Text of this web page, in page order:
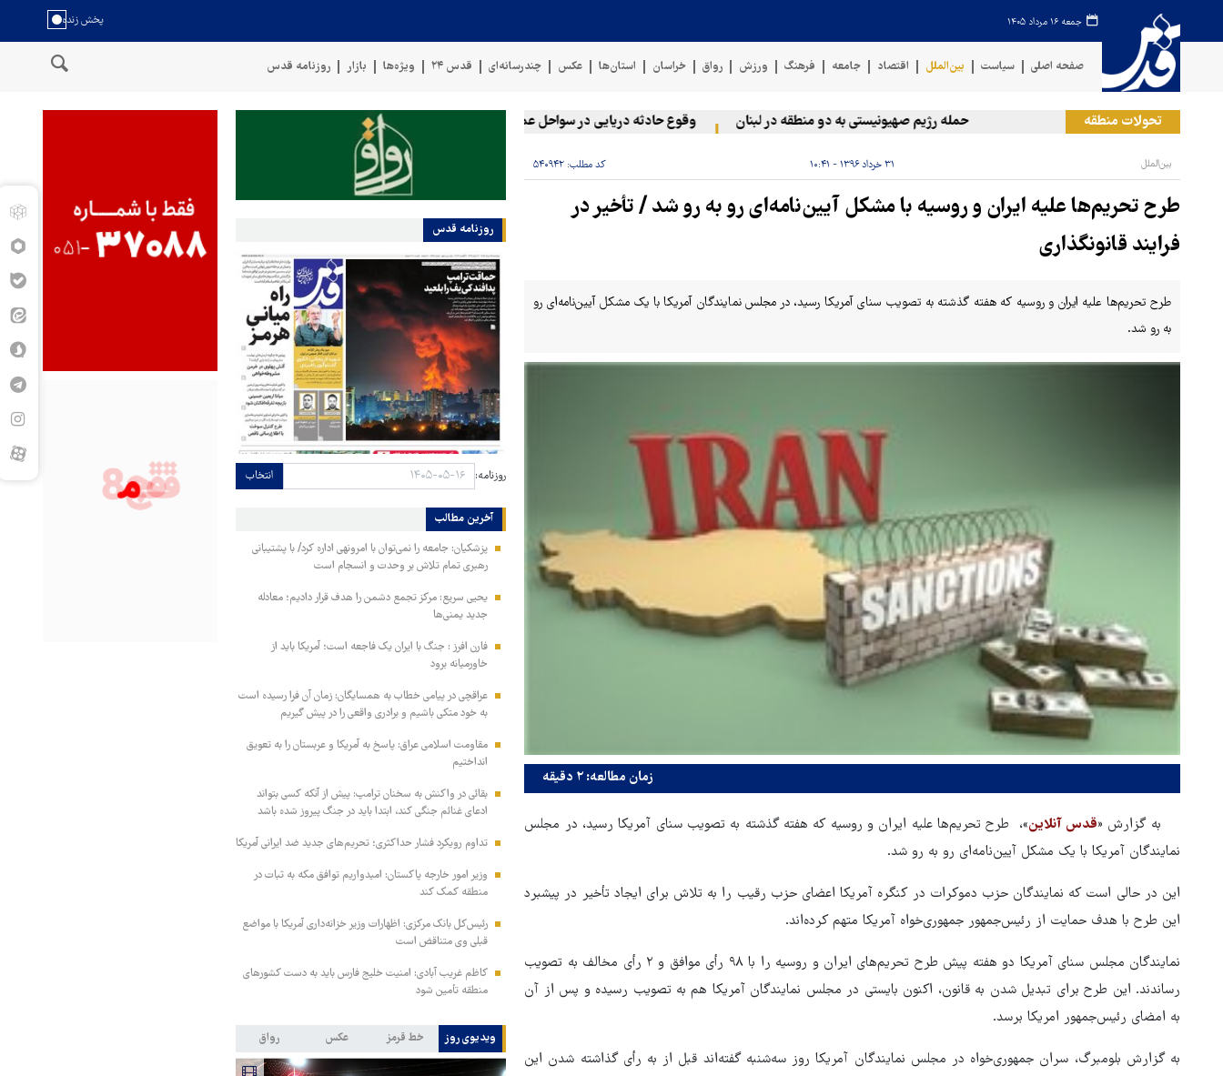
جمعه ۱۶ مرداد ۱۴۰۵
صفحه اصلی سیاست بین‌الملل اقتصاد جامعه فرهنگ ورزش رواق خراسان استان‌ها عکس چندرسانه‌ای قدس ۲۴ ویژه‌ها بازار روزنامه قدس
تحولات منطقه حمله رژیم صهیونیستی به دو منطقه در لبنان وقوع حادثه دریایی در سواحل عمان سخنگوی نیروهای مسلح یمن: کشتی نفتی عربستان را با موشک بالستیک هدف قرار دادیم
بین‌الملل ۳۱ خرداد ۱۳۹۶ - ۱۰:۴۱ کد مطلب: ۵۴۰۹۴۲
طرح تحریم‌ها علیه ایران و روسیه با مشکل آیین‌نامه‌ای رو به رو شد / تأخیر در
فرایند قانونگذاری
طرح تحریم‌ها علیه ایران و روسیه که هفته گذشته به تصویب سنای آمریکا رسید، در مجلس نمایندگان آمریکا با یک مشکل آیین‌نامه‌ای رو
به رو شد.
زمان مطالعه: ۲ دقیقه
به گزارش «قدس آنلاین»، طرح تحریم‌ها علیه ایران و روسیه که هفته گذشته به تصویب سنای آمریکا رسید، در مجلس
نمایندگان آمریکا با یک مشکل آیین‌نامه‌ای رو به رو شد.
این در حالی است که نمایندگان حزب دموکرات در کنگره آمریکا اعضای حزب رقیب را به تلاش برای ایجاد تأخیر در پیشبرد
این طرح با هدف حمایت از رئیس‌جمهور جمهوری‌خواه آمریکا متهم کرده‌اند.
نمایندگان مجلس سنای آمریکا دو هفته پیش طرح تحریم‌های ایران و روسیه را با ۹۸ رأی موافق و ۲ رأی مخالف به تصویب
رساندند. این طرح برای تبدیل شدن به قانون، اکنون بایستی در مجلس نمایندگان آمریکا هم به تصویب رسیده و پس از آن
به امضای رئیس‌جمهور امریکا برسد.
به گزارش بلومبرگ، سران جمهوری‌خواه در مجلس نمایندگان آمریکا روز سه‌شنبه گفته‌اند قبل از به رأی گذاشته شدن این
روزنامه قدس
روزنامه: انتخاب
آخرین مطالب
پزشکیان: جامعه را نمی‌توان با امرونهی اداره کرد/ با پشتیبانی
رهبری تمام تلاش بر وحدت و انسجام است
یحیی سریع: مرکز تجمع دشمن را هدف قرار دادیم؛ معادله
جدید یمنی‌ها
فارن افرز : جنگ با ایران یک فاجعه است؛ آمریکا باید از
خاورمیانه برود
عراقچی در پیامی خطاب به همسایگان: زمان آن فرا رسیده است
به خود متکی باشیم و برادری واقعی را در پیش گیریم
مقاومت اسلامی عراق: پاسخ به آمریکا و عربستان را به تعویق
انداختیم
بقائی در واکنش به سخنان ترامپ: پیش از آنکه کسی بتواند
ادعای غنائم جنگی کند، ابتدا باید در جنگ پیروز شده باشد
تداوم رویکرد فشار حداکثری؛ تحریم‌های جدید ضد ایرانی آمریکا
وزیر امور خارجه پاکستان: امیدواریم توافق مکه به ثبات در
منطقه کمک کند
رئیس‌کل بانک مرکزی: اظهارات وزیر خزانه‌داری آمریکا با مواضع
قبلی وی متناقض است
کاظم غریب آبادی: امنیت خلیج فارس باید به دست کشورهای
منطقه تأمین شود
ویدیوی روز خط قرمز عکس رواق